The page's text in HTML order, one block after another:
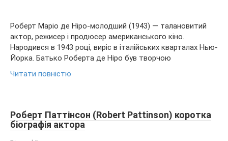
Роберт Маріо де Ніро-молодший (1943) — талановитий
актор, режисер і продюсер американського кіно.
Народився в 1943 році, виріс в італійських кварталах Нью-
Йорка. Батько Роберта де Ніро був творчою
Читати повністю
Роберт Паттінсон (Robert Pattinson) коротка
біографія актора